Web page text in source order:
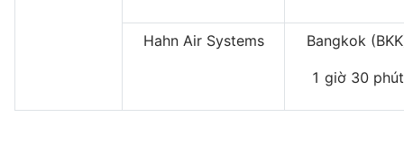
Hahn Air Systems Bangkok
1 giờ 30 phút